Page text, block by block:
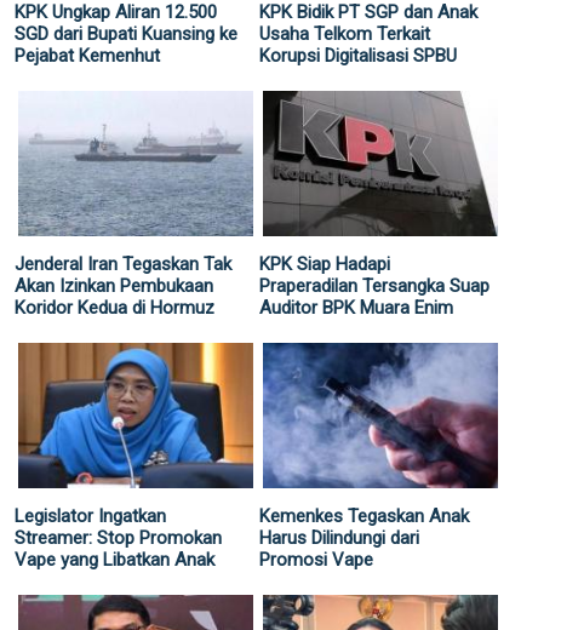
KPK Ungkap Aliran 12.500
SGD dari Bupati Kuansing ke
Pejabat Kemenhut
KPK Bidik PT SGP dan Anak
Usaha Telkom Terkait
Korupsi Digitalisasi SPBU
Jenderal Iran Tegaskan Tak
Akan Izinkan Pembukaan
Koridor Kedua di Hormuz
KPK Siap Hadapi
Praperadilan Tersangka Suap
Auditor BPK Muara Enim
Legislator Ingatkan
Streamer: Stop Promokan
Vape yang Libatkan Anak
Kemenkes Tegaskan Anak
Harus Dilindungi dari
Promosi Vape